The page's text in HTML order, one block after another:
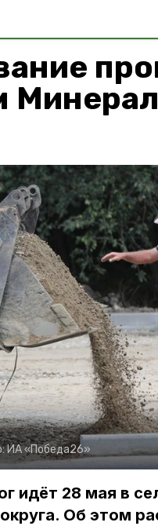
ИА «Победа26»
идёт 28 мая в
Об этом